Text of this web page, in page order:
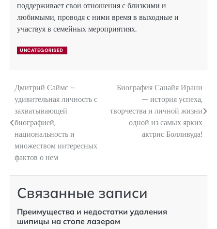
поддерживает свои отношения с близкими и
любимыми, проводя с ними время в выходные и
участвуя в семейных мероприятиях.
UNCATEGORISED
Навигация
по
записям
Дмитрий Саймс –
удивительная личность с
захватывающей
биографией,
национальность и
множеством интересных
фактов о нем
Биография Санайя Ирани
— история успеха,
творчества и личной жизни
одной из самых ярких
актрис Болливуда!
Связанные записи
Преимущества и недостатки удаления
шипицы на стопе лазером